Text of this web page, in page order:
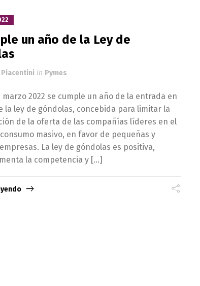
un año de la Ley de
in Pymes
2022 se cumple un año de la entrada en
la ley de góndolas, concebida para limitar la
de la oferta de las compañías líderes en el
masivo, en favor de pequeñas y
La ley de góndolas es positiva,
la competencia y […]